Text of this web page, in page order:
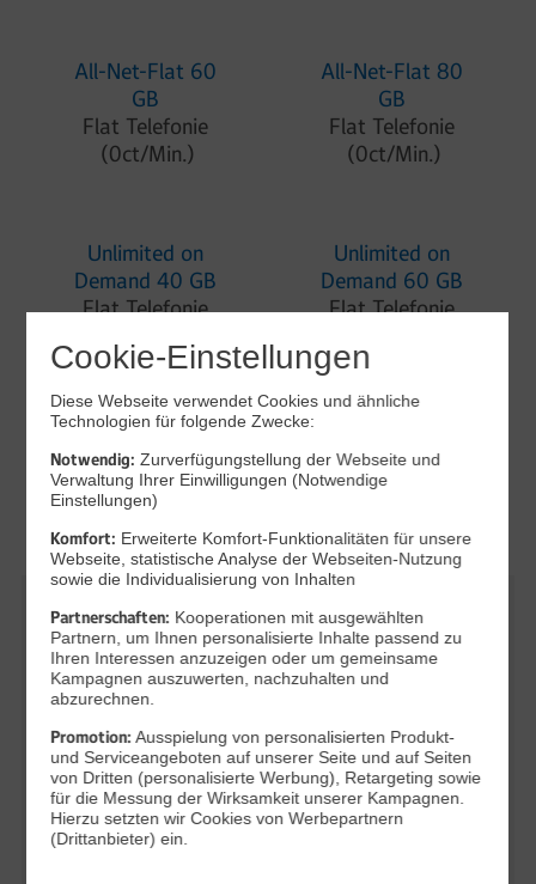
All-Net-Flat 60
GB
Flat Telefonie
(0ct/Min.)
All-Net-Flat 80
GB
Flat Telefonie
(0ct/Min.)
Unlimited on
Demand 40 GB
Flat Telefonie
Unlimited on
Demand 60 GB
Flat Telefonie
Unlimited on
Demand 80 GB
Flat Telefonie
(0ct/Min.)
All-Net-Flat 20
GB
20 GB, nach
Verbrauch des
monatlichen
Datenvolumens
mit max.
64 kBit/s
All-Net-Flat 40
GB
40 GB, nach
monatlichen
Datenvolumens
mit max.
64 kBit/s
Cookie-Einstellungen
Diese Webseite verwendet Cookies und ähnliche
Technologien für folgende Zwecke:
Notwendig: Zurverfügungstellung der Webseite und
Verwaltung Ihrer Einwilligungen (Notwendige
Einstellungen)
Komfort: Erweiterte Komfort-Funktionalitäten für unsere
Webseite, statistische Analyse der Webseiten-Nutzung
sowie die Individualisierung von Inhalten
Partnerschaften: Kooperationen mit ausgewählten
Partnern, um Ihnen personalisierte Inhalte passend zu
Ihren Interessen anzuzeigen oder um gemeinsame
Kampagnen auszuwerten, nachzuhalten und
abzurechnen.
Promotion:Ausspielung von personalisierten Produkt-
und Serviceangeboten auf unserer Seite und auf Seiten
von Dritten (personalisierte Werbung), Retargeting sowie
für die Messung der Wirksamkeit unserer Kampagnen.
Hierzu setzten wir Cookies von Werbepartnern
(Drittanbieter) ein.